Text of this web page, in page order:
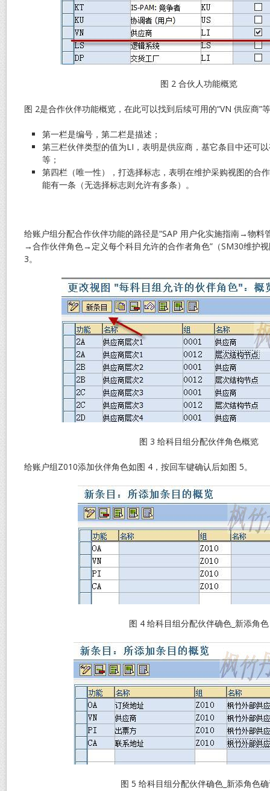
图 2 合伙人功能概览
图 2是合作伙伴功能概览，在此可以找到后续可用的“VN 供应商”
第一栏是编号，第二栏是描述；
第三栏伙伴类型的值为LI，表明是供应商，基它条目中还可
等；
第四栏（唯一性），打选择标志，表明在维护采购视图的合
能有一条（无选择标志则允许有多条）。
给账户组分配合作伙伴功能的路径是“SAP 用户化实施指南→物
→合作伙伴角色→定义每个科目允许的合作者角色”（SM30维护
3。
图 3 给科目组分配伙伴角色概览
给账户组Z010添加伙伴角色如图 4，按回车键确认后如图 5。
图 4 给科目组分配伙伴确色_新添角色
图 5 给科目组分配伙伴确色_新添角色